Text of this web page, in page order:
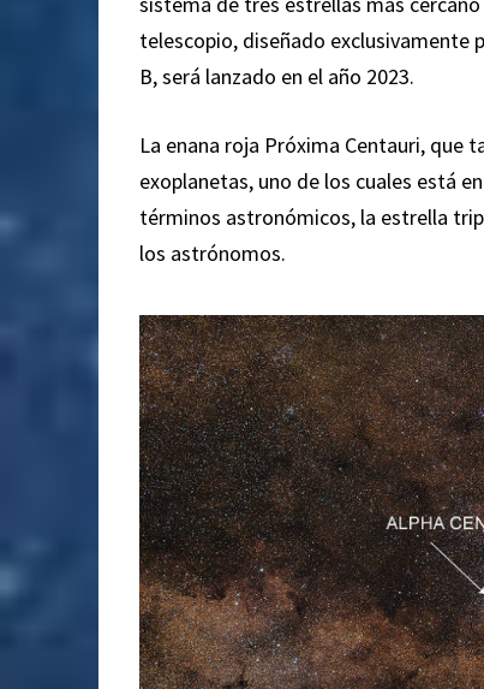
telescopio, diseñado exclusivamente
B, será lanzado en el año 2023.
La enana roja Próxima Centauri, que
exoplanetas, uno de los cuales está
términos astronómicos, la estrella
los astrónomos.